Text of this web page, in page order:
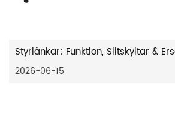
Styrlänkar: Funktion, Slitskyltar &
2026-06-15